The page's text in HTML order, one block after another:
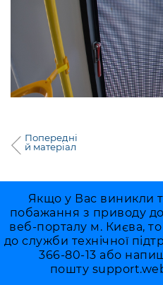
Попередні
й матеріал
Якщо у Вас виникли
побажання з приводу
веб-порталу м. Києва, то
до служби технічної
366-80-13 або
пошту